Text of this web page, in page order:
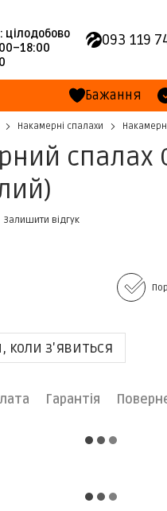
093 119
Бажання
Накамерні спалахи
спалах
Залишити відгук
коли з'явиться
Гарантія